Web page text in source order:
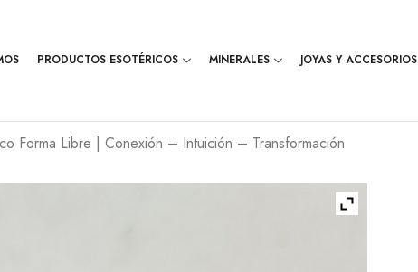
PRODUCTOS ESOTÉRICOS MINERALES JOYAS Y ACCESORIOS
Forma Libre | Conexión – Intuición – Transformación